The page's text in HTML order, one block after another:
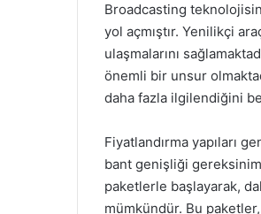
Broadcasting
yol açmıştır. Yenilikçi
ulaşmalarını
önemli bir unsur
daha fazla ilgilendiğini
Fiyatlandırma yapıları
bant genişliği
paketlerle başlayarak,
mümkündür. Bu